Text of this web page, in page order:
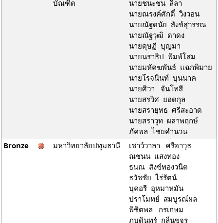
บัณฑิต
นายชนะชน ลิลา
นายณรงค์ศักดิ์ วิงวอน
นายณัฐดนัย สังข์สุวรรณ
นายณัฐวุฒิ ดาดง
นายดุษฏี บุญมา
นายนราธิป พิมพ์โสม
นายมหัคฆพันธ์ แฉกพิมาย
นายโรจนินท์ บุนนาค
นายศิวา จันโทสี
นายสรวิศ ยอดกุล
นายสรายุทธ ศรีสะอาด
นายสราวุท ผลาพฤกษ์
ภัคพล ไชยคำนวน
Bronze
มหาวิทยาลัยปทุมธานี
เชาว์วาลา ศรีอาวุธ
ณชนน แสงทอง
ธนณ สังข์ทองวนิต
ธวัชชัย ไร่รัตน์
บุคอรี อุหมาหมัน
ปราโมทย์ สมบูรณ์ผล
พิชิตพล กรเกษม
ภูบดินทร์ กลิ่นขจร